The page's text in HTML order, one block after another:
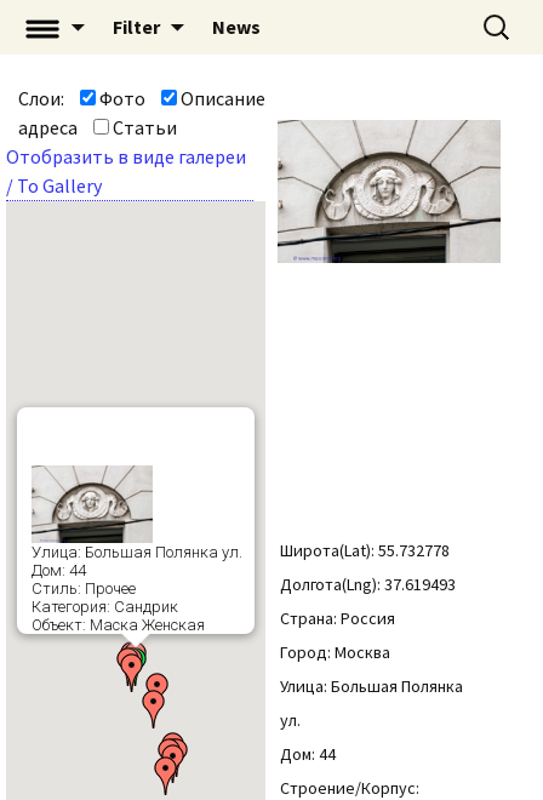
«Mascaron: Незримый
город» | mascaron.org
Filter News Найти:
Слои: Фото
Описание
адреса
Статьи
Отобразить в виде галереи
/ To Gallery
Улица: Большая Полянка ул.
Дом: 44
Стиль: Прочее
Категория: Сандрик
Объект: Маска Женская
Широта(Lat): 55.732778
Долгота(Lng): 37.619493
Страна: Россия
Город: Москва
Улица: Большая Полянка
ул.
Дом: 44
Строение/Корпус: